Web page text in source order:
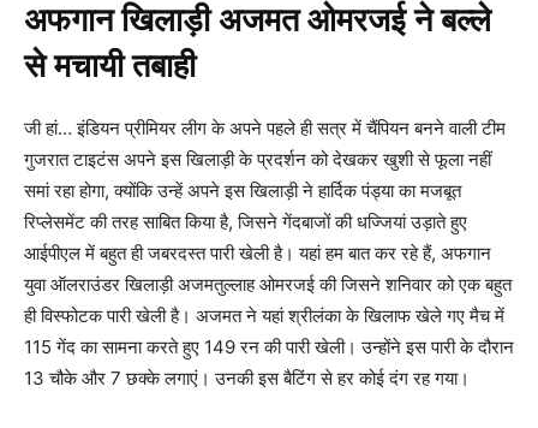
अफगान खिलाड़ी अजमत ओमरजई ने बल्ले
से मचायी तबाही
जी हां… इंडियन प्रीमियर लीग के अपने पहले ही सत्र में चैंपियन बनने वाली टीम
गुजरात टाइटंस अपने इस खिलाड़ी के प्रदर्शन को देखकर खुशी से फूला नहीं
समां रहा होगा, क्योंकि उन्हें अपने इस खिलाड़ी ने हार्दिक पंड्या का मजबूत
रिप्लेसमेंट की तरह साबित किया है, जिसने गेंदबाजों की धज्जियां उड़ाते हुए
आईपीएल में बहुत ही जबरदस्त पारी खेली है। यहां हम बात कर रहे हैं, अफगान
युवा ऑलराउंडर खिलाड़ी अजमतुल्लाह ओमरजई की जिसने शनिवार को एक बहुत
ही विस्फोटक पारी खेली है। अजमत ने यहां श्रीलंका के खिलाफ खेले गए मैच में
115 गेंद का सामना करते हुए 149 रन की पारी खेली। उन्होंने इस पारी के दौरान
13 चौके और 7 छक्के लगाएं। उनकी इस बैटिंग से हर कोई दंग रह गया।